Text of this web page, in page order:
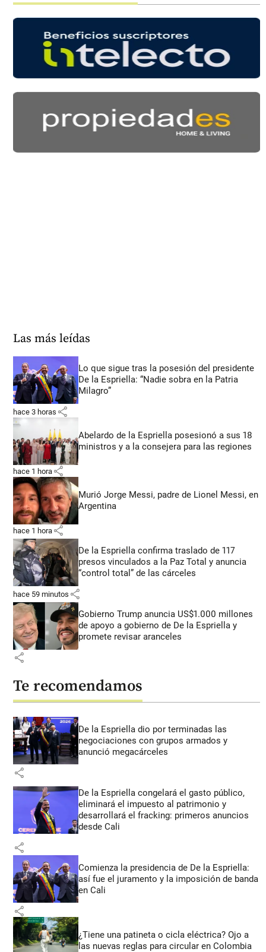
Las más leídas
Lo que sigue tras la posesión del presidente
De la Espriella: “Nadie sobra en la Patria
Milagro”
hace 3 horas share
Abelardo de la Espriella posesionó a sus 18
ministros y a la consejera para las regiones
hace 1 hora share
Murió Jorge Messi, padre de Lionel Messi, en
Argentina
hace 1 hora share
De la Espriella confirma traslado de 117
presos vinculados a la Paz Total y anuncia
“control total” de las cárceles
hace 59 minutos share
Gobierno Trump anuncia US$1.000 millones
de apoyo a gobierno de De la Espriella y
promete revisar aranceles
share
Te recomendamos
De la Espriella dio por terminadas las
negociaciones con grupos armados y
anunció megacárceles
share
De la Espriella congelará el gasto público,
eliminará el impuesto al patrimonio y
desarrollará el fracking: primeros anuncios
desde Cali
share
Comienza la presidencia de De la Espriella:
así fue el juramento y la imposición de banda
en Cali
share
¿Tiene una patineta o cicla eléctrica? Ojo a
las nuevas reglas para circular en Colombia